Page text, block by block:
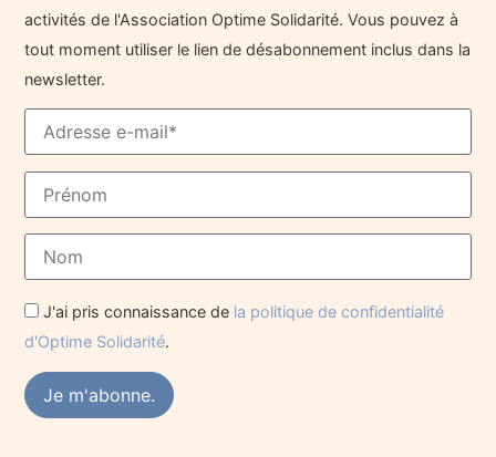
activités de l'Association Optime Solidarité. Vous pouvez à
tout moment utiliser le lien de désabonnement inclus dans la
newsletter.
J'ai pris connaissance de la politique de confidentialité
d'Optime Solidarité.